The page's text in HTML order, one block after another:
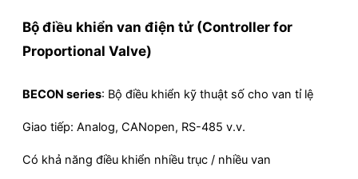
Bộ điều khiển van điện tử (Controller for
Proportional Valve)
BECON series: Bộ điều khiển kỹ thuật số cho van tỉ lệ
Giao tiếp: Analog, CANopen, RS-485 v.v.
Có khả năng điều khiển nhiều trục / nhiều van